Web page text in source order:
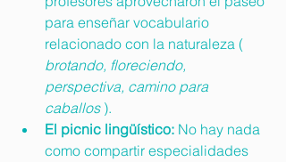
para enseñar vocabulario
relacionado con la naturaleza (
brotando, floreciendo,
perspectiva, camino para
caballos ).
El picnic lingüístico: No hay nada
como compartir especialidades